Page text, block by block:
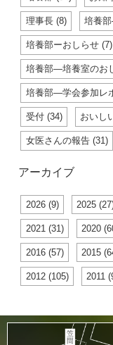
理事長 (8) 培養
培養部ーおしらせ (7)
培養部―培養室のお
培養部―学会参加レ
受付 (34) おいし
女医さんの報告 (31)
アーカイブ
2026 (9) 2025
2021 (31) 2020
2016 (57) 2015
2012 (105) 2011